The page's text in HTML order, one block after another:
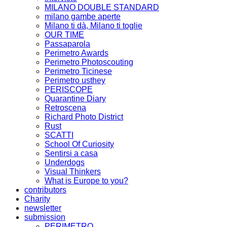
MILANO DOUBLE STANDARD
milano gambe aperte
Milano ti dà, Milano ti toglie
OUR TIME
Passaparola
Perimetro Awards
Perimetro Photoscouting
Perimetro Ticinese
Perimetro usthey
PERISCOPE
Quarantine Diary
Retroscena
Richard Photo District
Rust
SCATTI
School Of Curiosity
Sentirsi a casa
Underdogs
Visual Thinkers
What is Europe to you?
contributors
Charity
newsletter
submission